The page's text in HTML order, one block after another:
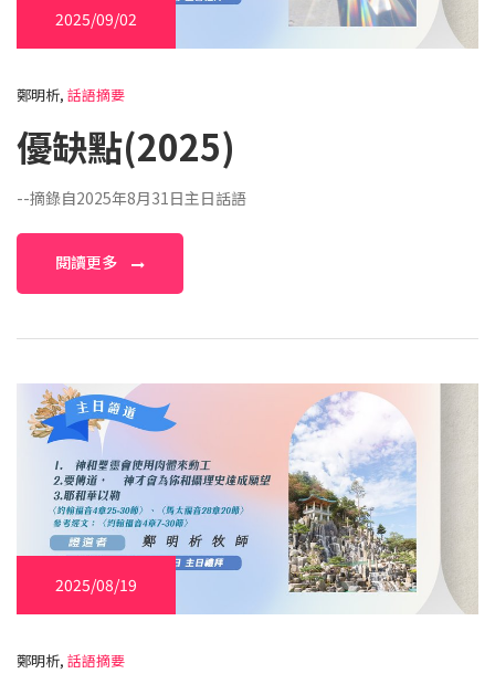
2025/09/02
鄭明析, 話語摘要
優缺點(2025)
--摘錄自2025年8月31日主日話語
閱讀更多
2025/08/19
鄭明析, 話語摘要